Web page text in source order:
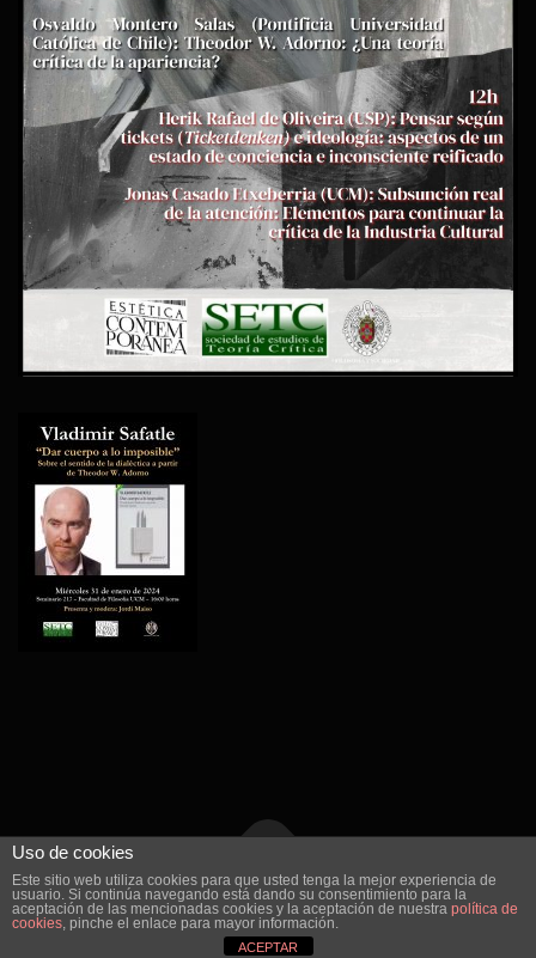
Copyright © 2026 SETC–OnePresstheme by FameThemes
Uso de cookies
Este sitio web utiliza cookies para que usted tenga la mejor experiencia de
usuario. Si continúa navegando está dando su consentimiento para la
aceptación de las mencionadas cookies y la aceptación de nuestra política de
cookies, pinche el enlace para mayor información.
ACEPTAR